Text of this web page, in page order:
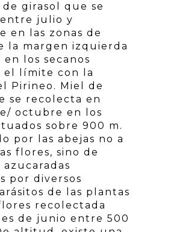
girasol que se
julio y
en las zonas de
la margen izquierda
los secanos
el límite con la
Pirineo. Miel de
se recolecta en
octubre en los
sobre 900 m.
por las abejas no a
flores, sino de
azucaradas
por diversos
de las plantas
recolectada
de junio entre 500